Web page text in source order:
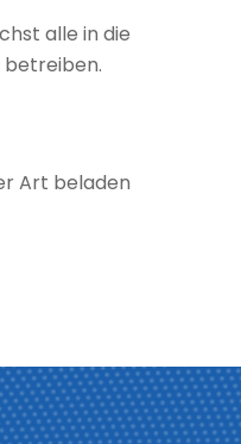
alle in die
betreiben.
Art beladen